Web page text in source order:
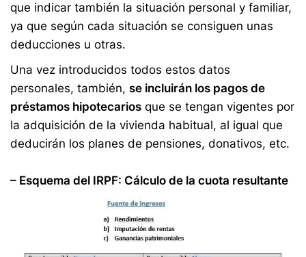
que indicar también la situación personal y familiar,
ya que según cada situación se consiguen unas
deducciones u otras.
Una vez introducidos todos estos datos
personales, también, se incluirán los pagos de
préstamos hipotecarios que se tengan vigentes por
la adquisición de la vivienda habitual, al igual que
deducirán los planes de pensiones, donativos, etc.
– Esquema del IRPF: Cálculo de la cuota resultante